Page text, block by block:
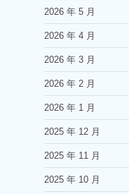
2026 年 5 月
2026 年 4 月
2026 年 3 月
2026 年 2 月
2026 年 1 月
2025 年 12 月
2025 年 11 月
2025 年 10 月